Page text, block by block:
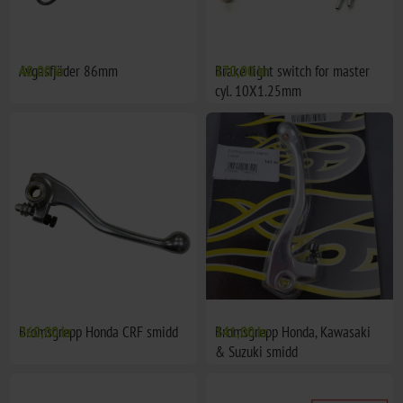
Avgasfjäder 86mm
48,00 kr
Brake light switch for master
cyl. 10X1.25mm
170,00 kr
Bromsgrepp Honda CRF smidd
260,00 kr
Bromsgrepp Honda, Kawasaki
& Suzuki smidd
141,00 kr